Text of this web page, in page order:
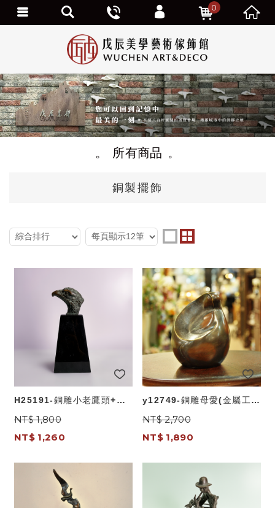
所有商品
銅製擺飾
H25191-銅雕小老鷹頭+高
豎石(金屬工藝)
NT$ 1,800
NT$ 1,260
y12749-銅雕母愛(金屬工
藝)
NT$ 2,700
NT$ 1,890
0
個人資料修改
訂單查詢
追蹤清單
我的優惠劵
會員登出